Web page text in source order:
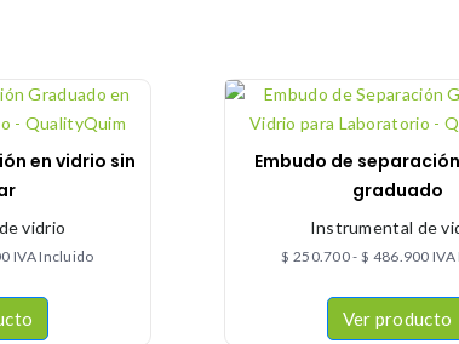
en vidrio sin
vidrio
IVA Incluido
Embudo de
graduado
Instrumental de
$ 250.700- $ 486.900
Ver producto